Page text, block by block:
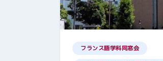
フランス語学科同窓会